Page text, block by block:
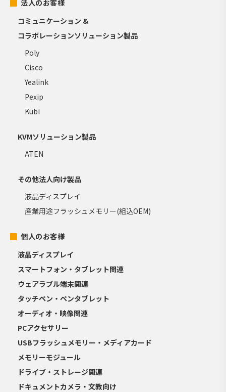
法人のお客様
コミュニケーション &
コラボレーションソリューション製品
Poly
Cisco
Yealink
Pexip
Kubi
KVMソリューション製品
ATEN
その他法人向け製品
液晶ディスプレイ
産業用途フラッシュメモリー(組込OEM)
個人のお客様
液晶ディスプレイ
スマートフォン・タブレット関連
ウェアラブル端末関連
タッチペン・ペンタブレット
オーディオ・映像関連
PCアクセサリー
USBフラッシュメモリー・メディアカード
メモリーモジュール
ドライブ・ストレージ関連
ドキュメントカメラ・文教向け